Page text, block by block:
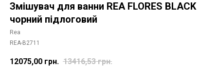
Змішувач для ванни REA FLORES BLACK
чорний підлоговий
Rea
REA-B2711
12075,00 грн. 13416,53 грн.